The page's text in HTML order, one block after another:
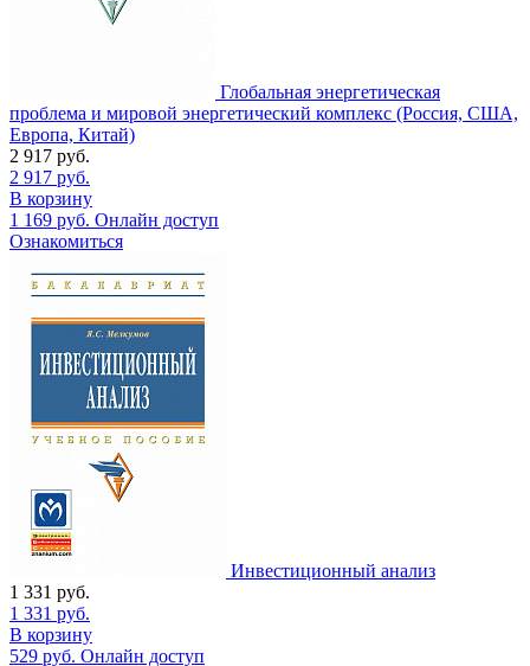
Глобальная энергетическая
проблема и мировой энергетический комплекс (Россия, США,
Европа, Китай)
2 917 руб.
2 917 руб.
В корзину
1 169 руб. Онлайн доступ
Ознакомиться
Инвестиционный анализ
1 331 руб.
1 331 руб.
В корзину
529 руб. Онлайн доступ